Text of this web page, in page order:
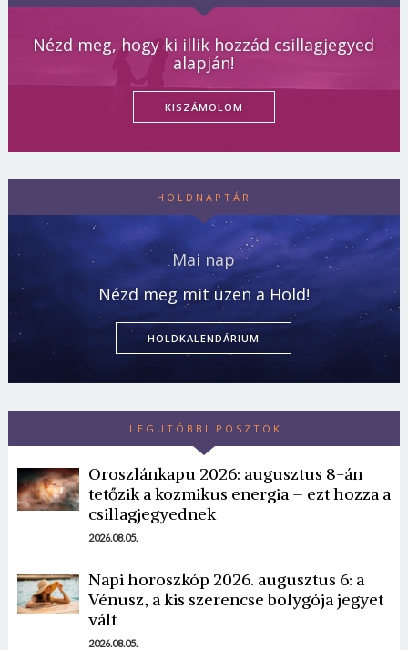
Nézd meg, hogy ki illik hozzád csillagjegyed
alapján!
KISZÁMOLOM
HOLDNAPTÁR
Mai nap
Nézd meg mit üzen a Hold!
HOLDKALENDÁRIUM
LEGUTÓBBI POSZTOK
Oroszlánkapu 2026: augusztus 8-án
tetőzik a kozmikus energia – ezt hozza a
csillagjegyednek
2026.08.05.
Napi horoszkóp 2026. augusztus 6: a
Vénusz, a kis szerencse bolygója jegyet
vált
2026.08.05.
Borsonline bejelentkezés